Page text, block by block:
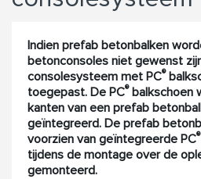
Indien prefab betonbalken
betonconsoles niet gewenst
consolesysteem met PC®
toegepast. De PC®balkschoen
kanten van een prefab
geïntegreerd. De prefab
voorzien van geïntegreerde PC®
tijdens de montage over de
gemonteerd.